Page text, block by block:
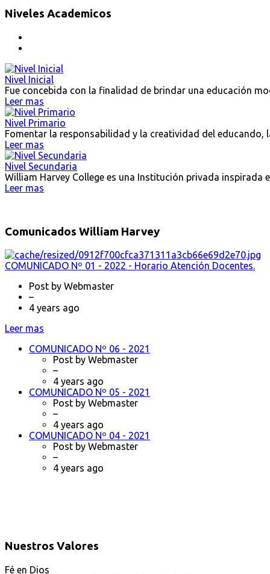
Niveles Academicos
Nivel Inicial
Fue concebida con la finalidad de brindar una educación
Leer mas
Nivel Primario
Fomentar la responsabilidad y la creatividad del educando,
Leer mas
Nivel Secundaria
William Harvey College es una Institución privada inspirada
Leer mas
Comunicados William Harvey
COMUNICADO Nº 01 - 2022 - Horario Atención Docentes.
Post by Webmaster
–
4 years ago
Leer mas
COMUNICADO Nº 06 - 2021
Post by Webmaster
–
4 years ago
COMUNICADO Nº 05 - 2021
Post by Webmaster
–
4 years ago
COMUNICADO Nº 04 - 2021
Post by Webmaster
–
4 years ago
Nuestros Valores
Fé en Dios